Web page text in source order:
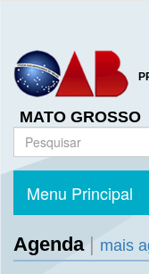
MATO GROSSO
Menu Principal
Agenda| mais